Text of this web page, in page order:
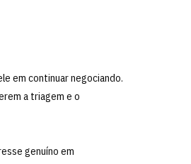
em continuar negociando.
a triagem e o
genuíno em